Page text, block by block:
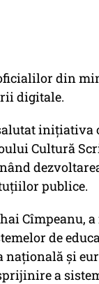
din
digitale.
Cultură
publice.
Cîmpeanu,
de
și
a